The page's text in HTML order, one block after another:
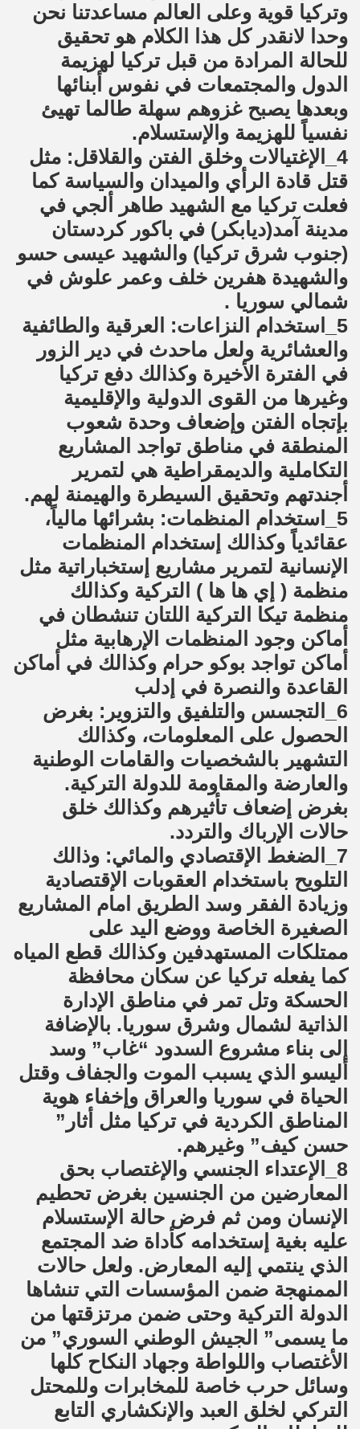
وتركيا قوية وعلى العالم مساعدتنا نحن
وحدا لانقدر كل هذا الكلام هو تحقيق
للحالة المرادة من قبل تركيا لهزيمة
الدول والمجتمعات في نفوس أبنائها
وبعدها يصبح غزوهم سهلة طالما تهيئ
نفسياً للهزيمة والإستسلام.
4_الإغتيالات وخلق الفتن والقلاقل: مثل
قتل قادة الرأي والميدان والسياسة كما
فعلت تركيا مع الشهيد طاهر ألجي في
مدينة آمد(ديابكر) في باكور كردستان
(جنوب شرق تركيا) والشهيد عيسى حسو
والشهيدة هفرين خلف وعمر علوش في
شمالي سوريا .
5_استخدام النزاعات: العرقية والطائفية
والعشائرية ولعل ماحدث في دير الزور
في الفترة الأخيرة وكذالك دفع تركيا
وغيرها من القوى الدولية والإقليمية
بإتجاه الفتن وإضعاف وحدة شعوب
المنطقة في مناطق تواجد المشاريع
التكاملية والديمقراطية هي لتمرير
أجندتهم وتحقيق السيطرة والهيمنة لهم.
5_استخدام المنظمات: بشرائها مالياً،
عقائدياً وكذالك إستخدام المنظمات
الإنسانية لتمرير مشاريع إستخباراتية مثل
منظمة ( إي ها ها ) التركية وكذالك
منظمة تيكا التركية اللتان تنشطان في
أماكن وجود المنظمات الإرهابية مثل
أماكن تواجد بوكو حرام وكذالك في أماكن
القاعدة والنصرة في إدلب
6_التجسس والتلفيق والتزوير: بغرض
الحصول على المعلومات، وكذالك
التشهير بالشخصيات والقامات الوطنية
والعارضة والمقاومة للدولة التركية.
بغرض إضعاف تأثيرهم وكذالك خلق
حالات الإرباك والتردد.
7_الضغط الإقتصادي والمائي: وذالك
التلويح باستخدام العقوبات الإقتصادية
وزيادة الفقر وسد الطريق امام المشاريع
الصغيرة الخاصة ووضع اليد على
ممتلكات المستهدفين وكذالك قطع المياه
كما يفعله تركيا عن سكان محافظة
الحسكة وتل تمر في مناطق الإدارة
الذاتية لشمال وشرق سوريا. بالإضافة
إلى بناء مشروع السدود “غاب” وسد
أليسو الذي يسبب الموت والجفاف وقتل
الحياة في سوريا والعراق وإخفاء هوية
المناطق الكردية في تركيا مثل أثار”
حسن كيف” وغيرهم.
8_الإعتداء الجنسي والإغتصاب بحق
المعارضين من الجنسين بغرض تحطيم
الإنسان ومن ثم فرض حالة الإستسلام
عليه بغية إستخدامه كأداة ضد المجتمع
الذي ينتمي إليه المعارض. ولعل حالات
الممنهجة ضمن المؤسسات التي تنشاها
الدولة التركية وحتى ضمن مرتزقتها من
ما يسمى” الجيش الوطني السوري” من
الأغتصاب واللواطة وجهاد النكاح كلها
وسائل حرب خاصة للمخابرات وللمحتل
التركي لخلق العبد والإنكشاري التابع